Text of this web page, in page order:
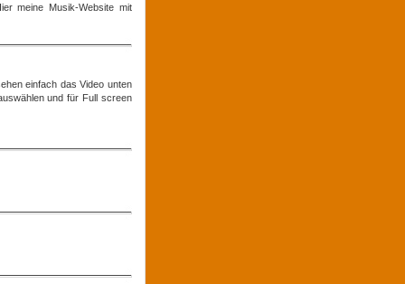
meine Musik-Website mit
einfach das Video unten
und für Full screen